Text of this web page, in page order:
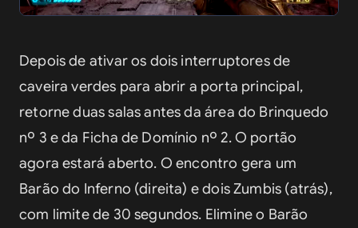
Depois de ativar os dois interruptores de
caveira verdes para abrir a porta principal,
retorne duas salas antes da área do Brinquedo
nº 3 e da Ficha de Domínio nº 2. O portão
agora estará aberto. O encontro gera um
Barão do Inferno (direita) e dois Zumbis (atrás),
com limite de 30 segundos. Elimine o Barão